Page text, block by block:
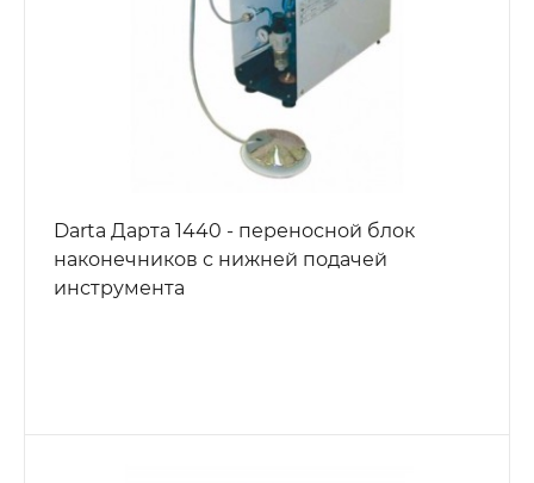
Darta Дарта 1440 - переносной блок
наконечников с нижней подачей
инструмента